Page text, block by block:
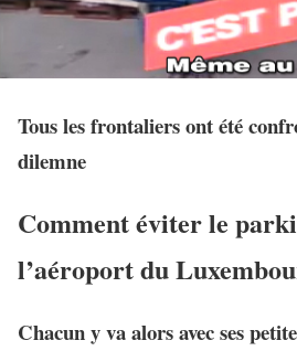
Tous les frontaliers ont été
dilemne
Comment éviter le
l’aéroport du
Chacun y va alors avec ses